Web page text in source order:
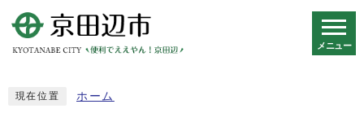
メニュー
現在位置 ホーム